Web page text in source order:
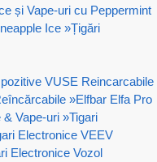
și Vape-uri cu Peppermint
Ice »Țigări
VUSE Reincarcabile
»Elfbar Elfa Pro
& Vape-uri »Tigari
Electronice VEEV
Electronice Vozol